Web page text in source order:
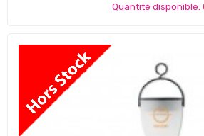
Quantité disponible: